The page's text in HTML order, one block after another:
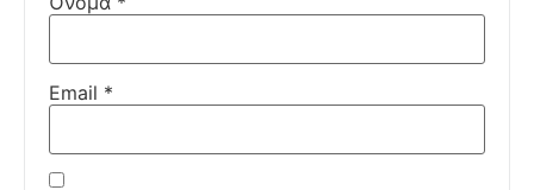
Email *